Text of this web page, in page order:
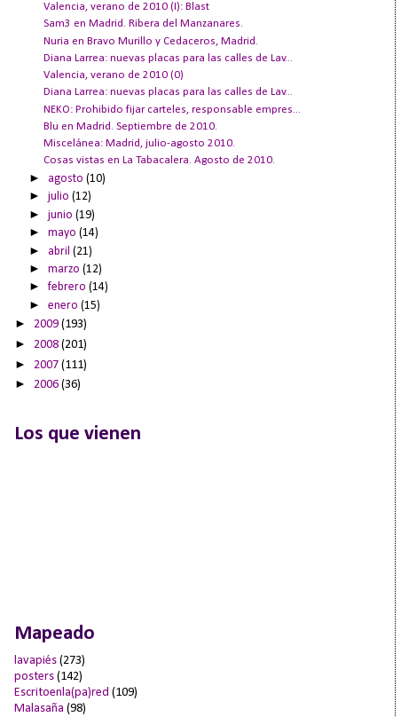
Valencia, verano de 2010 (I): Blast
Sam3 en Madrid. Ribera del Manzanares.
Nuria en Bravo Murillo y Cedaceros, Madrid.
Diana Larrea: nuevas placas para las calles de Lav...
Valencia, verano de 2010 (0)
Diana Larrea: nuevas placas para las calles de Lav...
NEKO: Prohibido fijar carteles, responsable empres...
Blu en Madrid. Septiembre de 2010.
Miscelánea: Madrid, julio-agosto 2010.
Cosas vistas en La Tabacalera. Agosto de 2010.
► agosto(10)
►julio(12)
►junio(19)
►mayo(14)
► abril(21)
►marzo(12)
►febrero(14)
►enero(15)
► 2009 (193)
► 2008 (201)
► 2007 (111)
► 2006 (36)
Los que vienen
Mapeado
lavapiés (273)
posters (142)
Escritoenla(pa)red (109)
Malasaña (98)